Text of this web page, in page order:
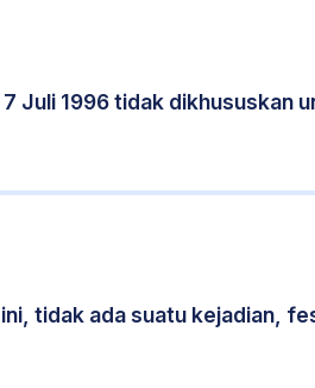
Juli 1996 tidak dikhususkan
tidak ada suatu kejadian,